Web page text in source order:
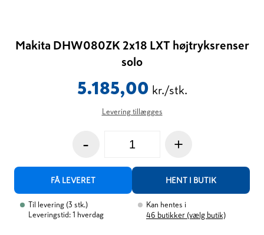
Makita DHW080ZK 2x18 LXT højtryksrenser
solo
5.185,00 kr./stk.
Levering tillægges
- +
FÅ LEVERET HENT I BUTIK
Til levering (3 stk.)
Leveringstid: 1 hverdag
Kan hentes i
46 butikker (vælg butik)